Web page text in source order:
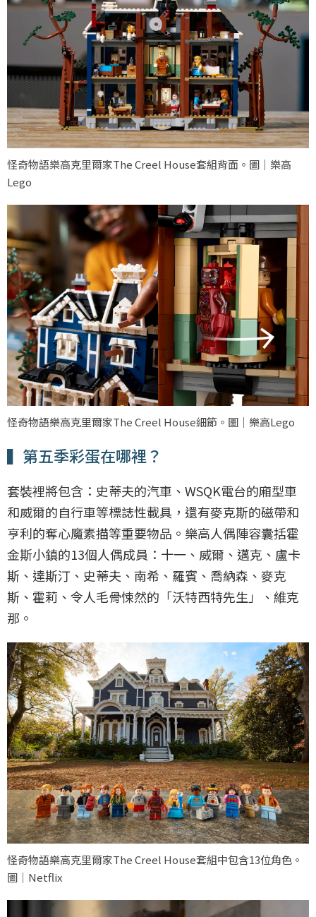
怪奇物語樂高克里爾家The Creel House套組背面。圖｜樂高
Lego
怪奇物語樂高克里爾家The Creel House細節。圖｜樂高Lego
▍第五季彩蛋在哪裡？
套裝裡將包含：史蒂夫的汽車、WSQK電台的廂型車
和威爾的自行車等標誌性載具，還有麥克斯的磁帶和
亨利的奪心魔素描等重要物品。樂高人偶陣容囊括霍
金斯小鎮的13個人偶成員：十一、威爾、邁克、盧卡
斯、達斯汀、史蒂夫、南希、羅賓、喬納森、麥克
斯、霍莉、令人毛骨悚然的「沃特西特先生」、維克
那。
怪奇物語樂高克里爾家The Creel House套組中包含13位角色。
圖｜Netflix